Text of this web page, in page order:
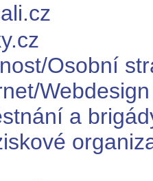
Osobní
a